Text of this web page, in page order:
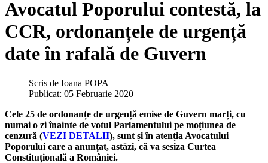
Avocatul Poporului contestă, la
CCR, ordonanțele de urgență
date în rafală de Guvern
Scris de Ioana POPA
Publicat: 05 Februarie 2020
Cele 25 de ordonanțe de urgență emise de Guvern marți, cu
numai o zi înainte de votul Parlamentului pe moțiunea de
cenzură (VEZI DETALII), sunt și în atenția Avocatului
Poporului care a anunțat, astăzi, că va sesiza Curtea
Constituțională a României.